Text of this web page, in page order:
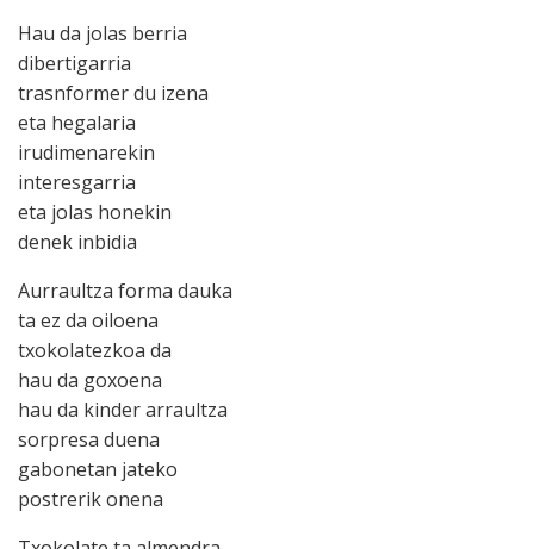
Hau da jolas berria
dibertigarria
trasnformer du izena
eta hegalaria
irudimenarekin
interesgarria
eta jolas honekin
denek inbidia
Aurraultza forma dauka
ta ez da oiloena
txokolatezkoa da
hau da goxoena
hau da kinder arraultza
sorpresa duena
gabonetan jateko
postrerik onena